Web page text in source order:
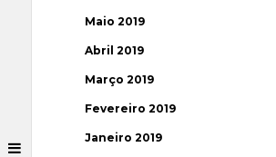
Maio 2019
Abril 2019
Março 2019
Fevereiro 2019
Janeiro 2019